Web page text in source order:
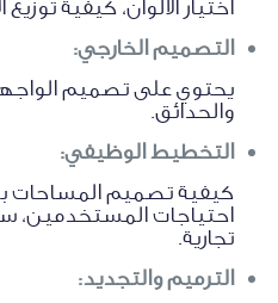
اختيار الألوان، كيفية
التصميم الخارجي:
يحتوي على تصميم
والحدائق.
التخطيط الوظيفي:
كيفية تصميم المساحات
احتياجات المستخدمين،
تجارية.
الترميم والتجديد: